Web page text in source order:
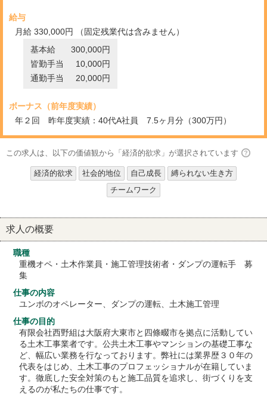
給与
月給 330,000円 （固定残業代は含みません）
基本給
300,000円
皆勤手当
10,000円
通勤手当
20,000円
ボーナス（前年度実績）
年２回 昨年度実績：40代A社員 7.5ヶ月分（300万円）
この求人は、以下の価値観から「経済的欲求」が選択されています
経済的欲求 社会的地位 自己成長
縛られない生き方
チームワーク
求人の概要
職種
重機オペ・土木作業員・施工管理技術者・ダンプの運転手 募
集
仕事の内容
ユンボのオペレーター、ダンプの運転、土木施工管理
仕事の目的
有限会社西野組は大阪府大東市と四條畷市を拠点に活動してい
る土木工事業者です。公共土木工事やマンションの基礎工事な
ど、幅広い業務を行なっております。弊社には業界歴３０年の
代表をはじめ、土木工事のプロフェッショナルが在籍していま
す。徹底した安全対策のもと施工品質を追求し、街づくりを支
えるのが私たちの仕事です。